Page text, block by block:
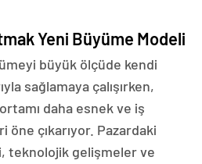
Yeni Büyüme Modeli
büyük ölçüde kendi
sağlamaya çalışırken,
daha esnek ve iş
öne çıkarıyor. Pazardaki
teknolojik gelişmeler ve